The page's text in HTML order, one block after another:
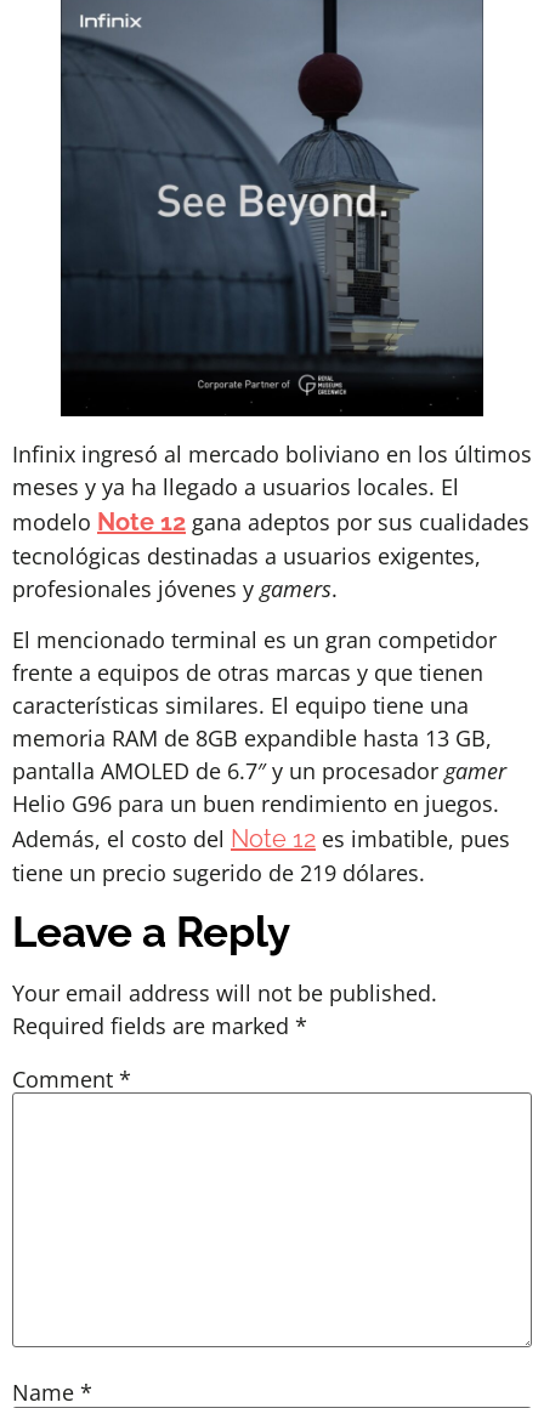
Infinix ingresó al mercado boliviano en los últimos
meses y ya ha llegado a usuarios locales. El
modelo Note 12 gana adeptos por sus cualidades
tecnológicas destinadas a usuarios exigentes,
profesionales jóvenes y gamers.
El mencionado terminal es un gran competidor
frente a equipos de otras marcas y que tienen
características similares. El equipo tiene una
memoria RAM de 8GB expandible hasta 13 GB,
pantalla AMOLED de 6.7″ y un procesador gamer
Helio G96 para un buen rendimiento en juegos.
Además, el costo del Note 12 es imbatible, pues
tiene un precio sugerido de 219 dólares.
Leave a Reply
Your email address will not be published.
Required fields are marked *
Comment *
Name *